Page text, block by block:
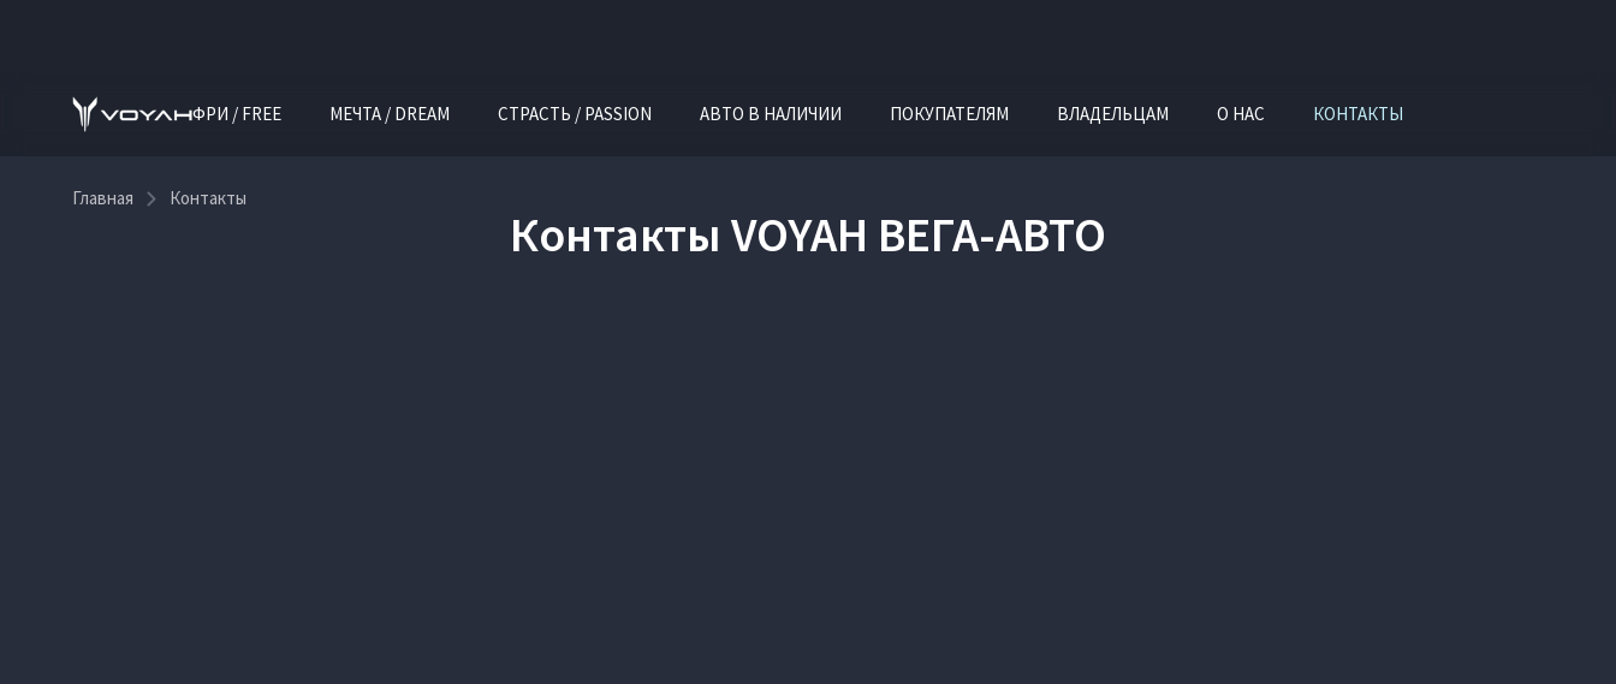
ФРИ / FREE МЕЧТА / DREAM СТРАСТЬ / PASSION АВТО В НАЛИЧИИ ПОКУПАТЕЛЯМ ВЛАДЕЛЬЦАМ О НАС КОНТАКТЫ
Главная Контакты
Контакты VOYAH ВЕГА-АВТО